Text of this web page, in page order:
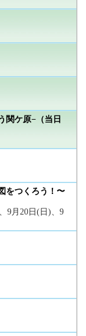
関ケ原−（当日
をつくろう！〜
9月20日(日)、9